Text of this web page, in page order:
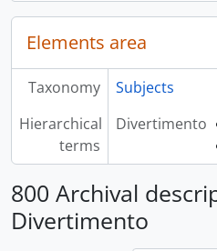
Elements area
Taxonomy
Subjects
Hierarchical
terms
Divertimento
800 Archival
Divertimento